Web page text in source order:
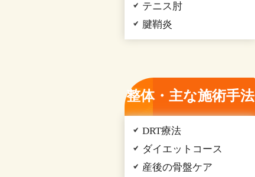
テニス肘
腱鞘炎
整体・主な施術手法
DRT療法
ダイエットコース
産後の骨盤ケア